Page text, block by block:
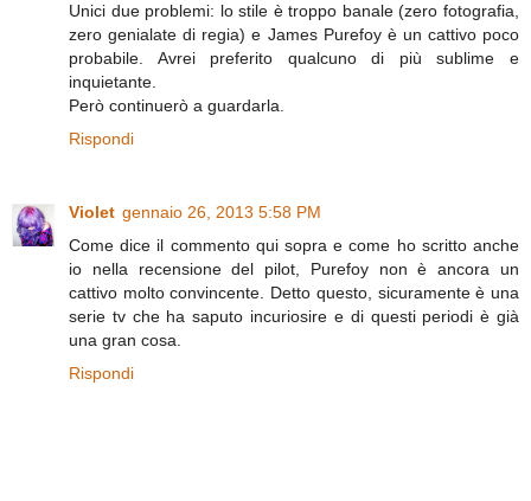
Unici due problemi: lo stile è troppo banale (zero fotografia,
zero genialate di regia) e James Purefoy è un cattivo poco
probabile. Avrei preferito qualcuno di più sublime e
inquietante.
Però continuerò a guardarla.
Rispondi
Violet gennaio 26, 2013 5:58 PM
Come dice il commento qui sopra e come ho scritto anche
io nella recensione del pilot, Purefoy non è ancora un
cattivo molto convincente. Detto questo, sicuramente è una
serie tv che ha saputo incuriosire e di questi periodi è già
una gran cosa.
Rispondi